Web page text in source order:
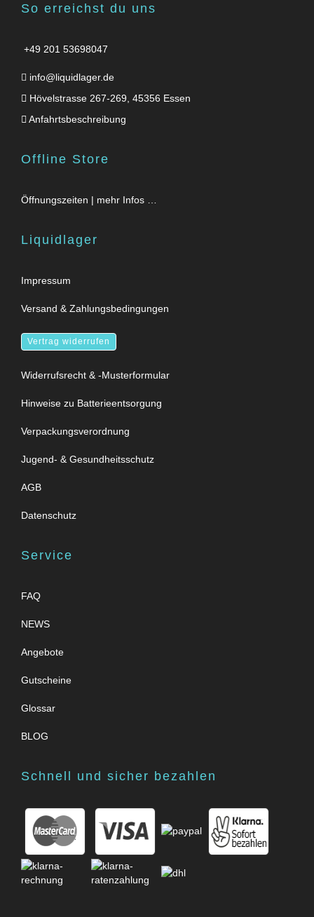
So erreichst du uns
+49 201 53698047
info@liquidlager.de
Hövelstrasse 267-269, 45356 Essen
Anfahrtsbeschreibung
Offline Store
Öffnungszeiten | mehr Infos …
Liquidlager
Impressum
Versand & Zahlungsbedingungen
Vertrag widerrufen
Widerrufsrecht & -Musterformular
Hinweise zu Batterieentsorgung
Verpackungsverordnung
Jugend- & Gesundheitsschutz
AGB
Datenschutz
Service
FAQ
NEWS
Angebote
Gutscheine
Glossar
BLOG
Schnell und sicher bezahlen